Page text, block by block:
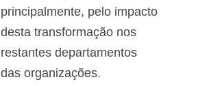
principalmente, pelo impacto
desta transformação nos
restantes departamentos
das organizações.